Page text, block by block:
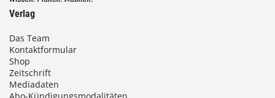
Verlag
Das Team
Kontaktformular
Shop
Zeitschrift
Mediadaten